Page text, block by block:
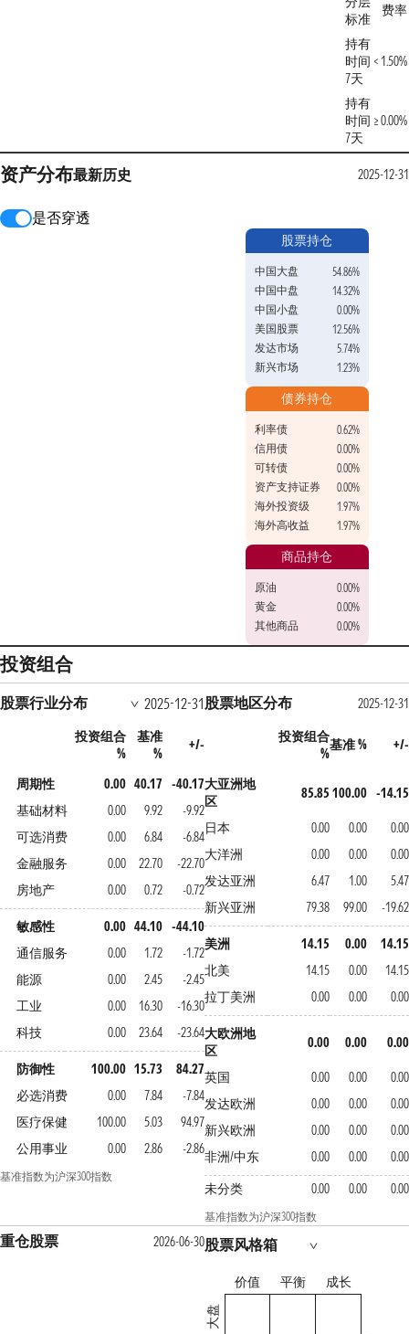
标准
费率
持有
时间 <
7天
1.50%
持有
时间 ≥
7天
0.00%
资产分布最新历史 2025-12-31
是否穿透
股票持仓
中国大盘
54.86%
中国中盘
14.32%
中国小盘
0.00%
美国股票
12.56%
发达市场
5.74%
新兴市场
1.23%
债券持仓
利率债
0.62%
信用债
0.00%
可转债
0.00%
资产支持证券
0.00%
海外投资级
1.97%
海外高收益
1.97%
商品持仓
原油
0.00%
黄金
0.00%
其他商品
0.00%
投资组合
股票行业分布 2025-12-31
投资组合
%
基准
%
+/-
周期性 0.00 40.17
-40.17
基础材料
0.00 9.92
-9.92
可选消费
0.00 6.84
-6.84
金融服务
0.00 22.70
-22.70
房地产
0.00 0.72 -0.72
敏感性 0.00 44.10 -44.10
通信服务
0.00 1.72
-1.72
能源
0.00 2.45
-2.45
工业
0.00 16.30
-16.30
科技
0.00 23.64 -23.64
防御性 100.00 15.73
84.27
必选消费
0.00 7.84
-7.84
医疗保健
100.00 5.03
94.97
公用事业
0.00 2.86 -2.86
基准指数为沪深300指数
股票地区分布
2025-12-31
投资组合
%
基准 % +/-
大亚洲地
区
85.85 100.00 -14.15
日本 0.00 0.00
0.00
大洋洲
0.00 0.00
0.00
发达亚洲
6.47 1.00
5.47
新兴亚洲
79.38 99.00 -19.62
美洲 14.15 0.00
14.15
北美
14.15 0.00
14.15
拉丁美洲
0.00 0.00 0.00
大欧洲地
区
0.00 0.00 0.00
英国 0.00 0.00
0.00
发达欧洲
0.00 0.00
0.00
新兴欧洲
0.00 0.00
0.00
非洲/中东
0.00 0.00
0.00
未分类
0.00 0.00 0.00
基准指数为沪深300指数
重仓股票 2026-06-30股票风格箱
价值 平衡 成长
大盘